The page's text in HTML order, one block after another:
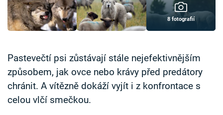
Přihlášení
Sledujte nás
8 fotografií
Pastevečtí psi zůstávají stále nejefektivnějším
způsobem, jak ovce nebo krávy před predátory
chránit. A vítězně dokáží vyjít i z konfrontace s
celou vlčí smečkou.